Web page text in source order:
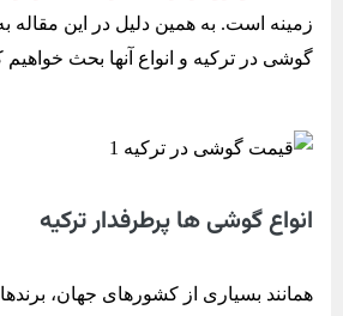
زمینه است. به همین دلیل در این
گوشی در ترکیه و انواع آنها بحث خواهیم
انواع گوشی ها پرطرفدار ترکیه
همانند بسیاری از کشورهای جهان،